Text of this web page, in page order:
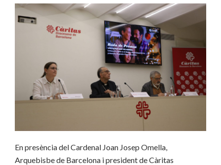
En presència del Cardenal Joan Josep Omella,
Arquebisbe de Barcelona i president de Càritas